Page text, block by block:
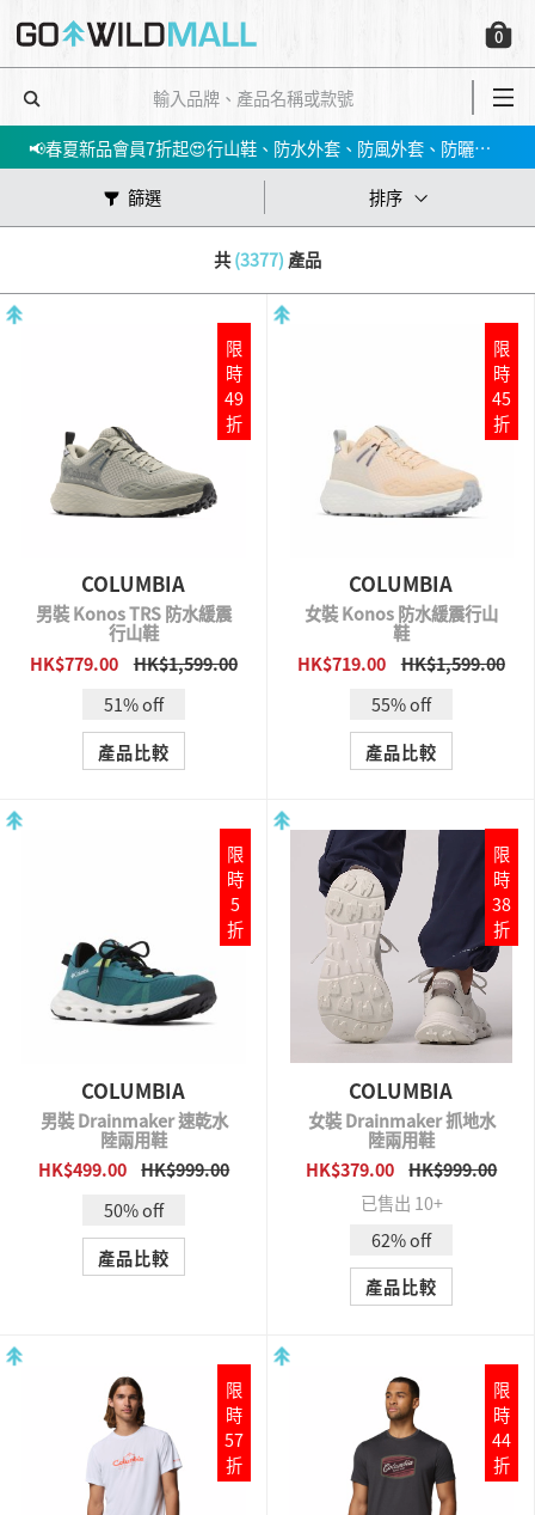
0
會員消費$100即賺$1GO DOLLAR ，下次購物當！錢！洗！
📢春夏新品會員7折起😍行山鞋、防水外套、防風外套、防曬上衣等！➡️立即買
✅立即註冊，即享$200迎新折扣優惠!
【📣網店優惠】指定產品低至5件；買3件再85折 ‼️🛍➡️立即買
會員消費$100即賺$1GO DOLLAR ，下次購物當！錢！洗！
篩選 排序
共(3377) 產品
QUICK VIEW
COLUMBIA
男裝 Konos TRS 防水緩震
行山鞋
HK$779.00
HK$1,599.00
51% off
產品比較
限
時
49
折
QUICK VIEW
COLUMBIA
女裝 Konos 防水緩震行山
鞋
HK$719.00
HK$1,599.00
55% off
產品比較
限
時
45
折
QUICK VIEW
COLUMBIA
男裝 Drainmaker 速乾水
陸兩用鞋
HK$499.00 HK$999.00
50% off
產品比較
限
時
5
折
QUICK VIEW
COLUMBIA
女裝 Drainmaker 抓地水
陸兩用鞋
HK$379.00 HK$999.00
已售出 10+
62% off
產品比較
限
時
38
折
限
時
57
折
限
時
44
折